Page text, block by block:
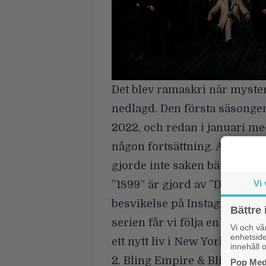
Det blev ramaskri när
nedlagd. Den första
2022, och redan i januari
någon fortsättning. Att
gjorde inte saken bättre för
”1899” är gjord av ”Dark”-
besvikelse på Instagram, då
serien får vi följa en grupp
ett nytt liv i New York, men
2. Bling Empire & Bling
Vi
Bättre
Vi och
innehåll
Pop